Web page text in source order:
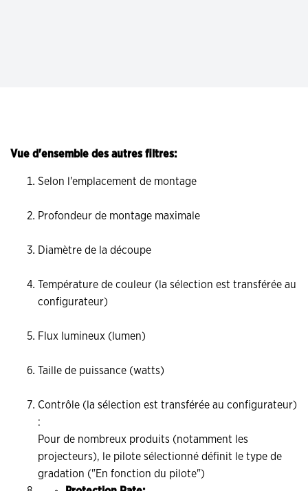
Vue d'ensemble des autres filtres:
Selon l'emplacement de montage
Profondeur de montage maximale
Diamètre de la découpe
Température de couleur (la sélection est transférée au
configurateur)
Flux lumineux (lumen)
Taille de puissance (watts)
Contrôle (la sélection est transférée au configurateur)
:
Pour de nombreux produits (notamment les
projecteurs), le pilote sélectionné définit le type de
gradation ("En fonction du pilote")